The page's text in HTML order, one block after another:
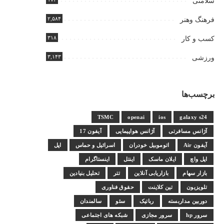
فرهنگ وهنر ۲,۵۸۴
کسب و کار ۳۱۸
ورزشی ۳,۱۴۳
برچسب‌ها
galaxy s24
ios
openai
TSMC
آژانس مسافرتی آژانس هواپیمایی آیفون 17
آیفون Air اتوموبیل خودران اسرائیل و حماس اپل
اپل واچ ایلان ماسک اینتل اینستاگرام
بازار سهام بازاریابی آنلاین تتر تحلیل بنیادین
تلویزیون تین کلاینت حقوق فناوری
دوربین مداربسته رباتیک سئو سالمندان
سرور hp سرور مجازی شبکه های اجتماعی